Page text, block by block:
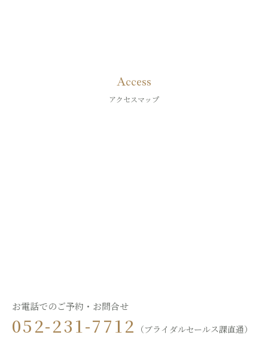
Access
アクセスマップ
お電話でのご予約・お問合せ
052-231-7712 （ブライダルセールス課直通）